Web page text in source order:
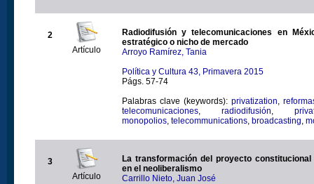
2
Artículo
Radiodifusión y telecomunicaciones en
estratégico o nicho de mercado
Arroyo Ramírez, Tania
Política y Cultura 43, Primavera 2015
Págs. 57-74
Palabras clave (keywords): privatization
telecomunicaciones
radiodifusión
monopolios telecommunications broadcasting
3
Artículo
La transformación del proyecto constitucional
en el neoliberalismo
Carrillo Nieto, Juan José